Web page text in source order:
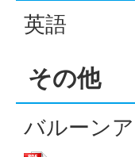
英語
その他
バルーン